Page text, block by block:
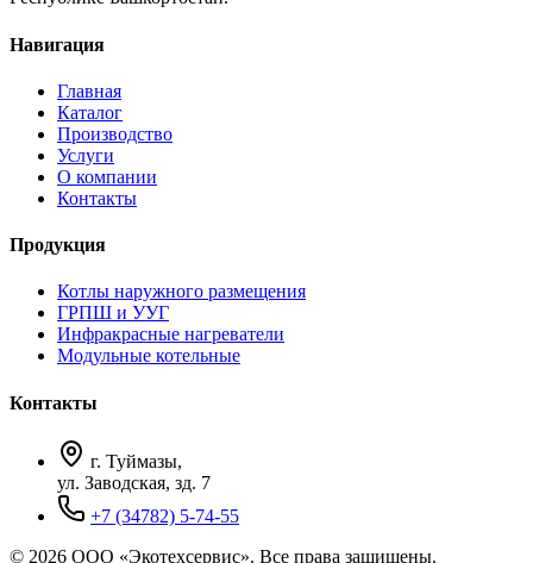
Навигация
Главная
Каталог
Производство
Услуги
О компании
Контакты
Продукция
Котлы наружного размещения
ГРПШ и УУГ
Инфракрасные нагреватели
Модульные котельные
Контакты
г. Туймазы,
ул. Заводская, зд. 7
+7 (34782) 5-74-55
© 2026 ООО «Экотехсервис». Все права защищены.